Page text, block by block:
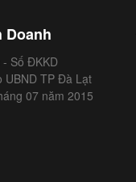
Doanh
Số ĐKKD
UBND TP Đà Lạt
07 năm 2015